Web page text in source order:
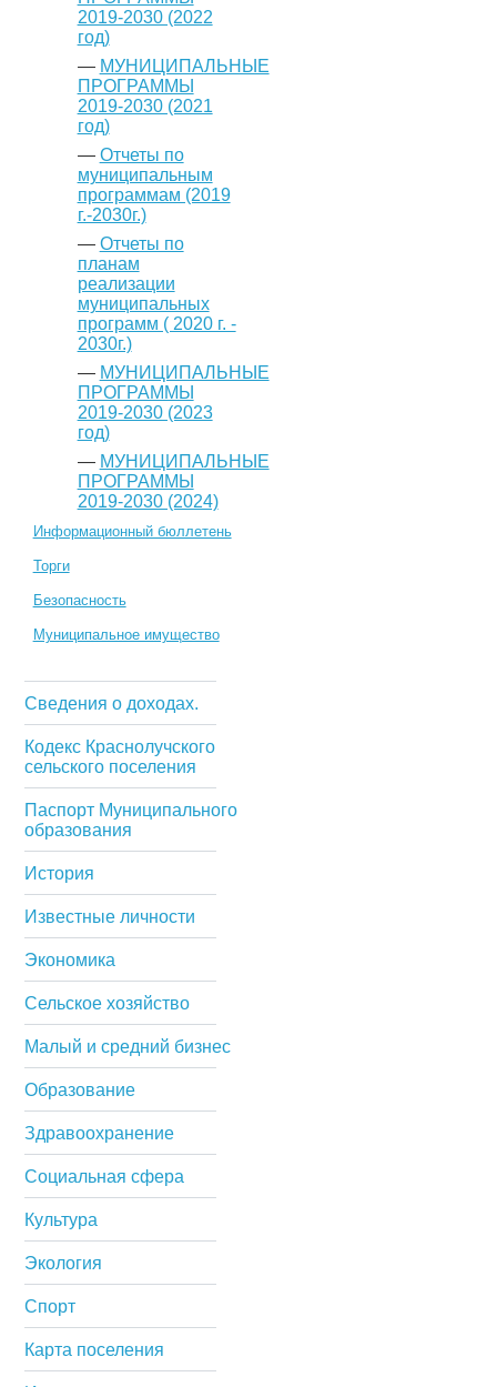
2019-2030 (2022
год)
— МУНИЦИПАЛЬНЫЕ
ПРОГРАММЫ
2019-2030 (2021
год)
— Отчеты по
муниципальным
программам (2019
г.-2030г.)
— Отчеты по
планам
реализации
муниципальных
программ ( 2020 г. -
2030г.)
— МУНИЦИПАЛЬНЫЕ
ПРОГРАММЫ
2019-2030 (2023
год)
— МУНИЦИПАЛЬНЫЕ
ПРОГРАММЫ
2019-2030 (2024)
Информационный бюллетень
Торги
Безопасность
Муниципальное имущество
Сведения о доходах.
Кодекс Краснолучского
сельского поселения
Паспорт Муниципального
образования
История
Известные личности
Экономика
Сельское хозяйство
Малый и средний бизнес
Образование
Здравоохранение
Социальная сфера
Культура
Экология
Спорт
Карта поселения